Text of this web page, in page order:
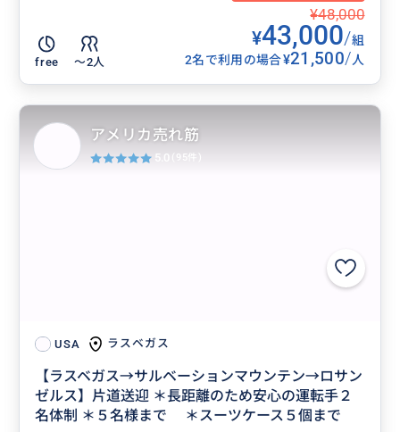
free 〜2人
¥48,000
¥43,000/組
2名で利用の場合¥21,500/人
USA ラスベガス
【ラスベガス→サルベーションマウンテン→ロサン
ゼルス】片道送迎 ＊長距離のため安心の運転手２
名体制 ＊５名様まで ＊スーツケース５個まで
アメリカ売れ筋
5.0 (95件)